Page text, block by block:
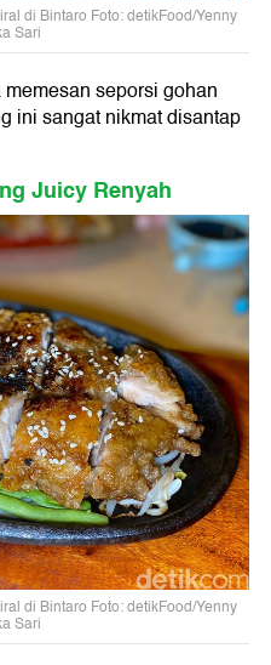
di Bintaro Foto: detikFood/Yenny
Sari
seporsi gohan
ini sangat nikmat disantap
Juicy Renyah
di Bintaro Foto: detikFood/Yenny
Sari